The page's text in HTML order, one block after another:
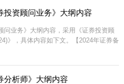
投资顾问业务》大纲内容
问业务》大纲内容，采用《证券投资顾
》，具体内容如下文。【2024年证券备
答题闯关赢京东卡】【考...
分析师》大纲内容